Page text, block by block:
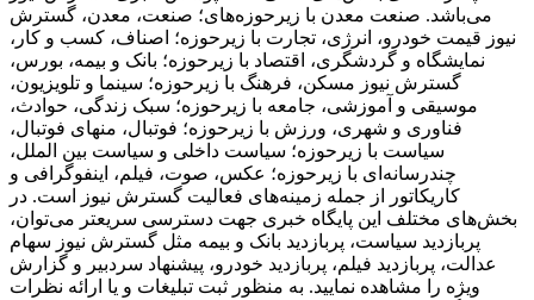
می‌باشد. صنعت معدن با زیرحوزه‌های؛ صنعت، معدن، گسترش
نیوز قیمت خودرو، انرژی، تجارت با زیرحوزه؛ اصناف، کسب و کار،
نمایشگاه و گردشگری، اقتصاد با زیرحوزه؛ بانک و بیمه، بورس،
گسترش نیوز مسکن، فرهنگ با زیرحوزه؛ سینما و تلویزیون،
موسیقی و آموزشی، جامعه با زیرحوزه؛ سبک زندگی، حوادث،
فناوری و شهری، ورزش با زیرحوزه؛ فوتبال، منهای فوتبال،
سیاست با زیرحوزه؛ سیاست داخلی و سیاست بین الملل،
چندرسانه‌ای با زیرحوزه؛ عکس، صوت، فیلم، اینفوگرافی و
کاریکاتور از جمله زمینه‌های فعالیت گسترش نیوز است. در
بخش‌های مختلف این پایگاه خبری جهت دسترسی سریعتر می‌توان،
پربازدید سیاست، پربازدید بانک و بیمه مثل گسترش نیوز سهام
عدالت، پربازدید فیلم، پربازدید خودرو، پیشنهاد سردبیر و گزارش
ویژه را مشاهده نمایید. به منظور ثبت تبلیغات و یا ارائه نظرات